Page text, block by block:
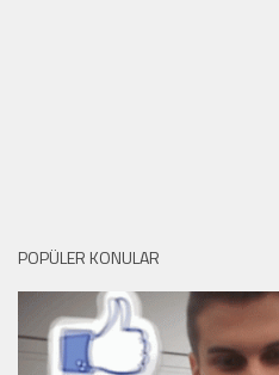
POPÜLER KONULAR